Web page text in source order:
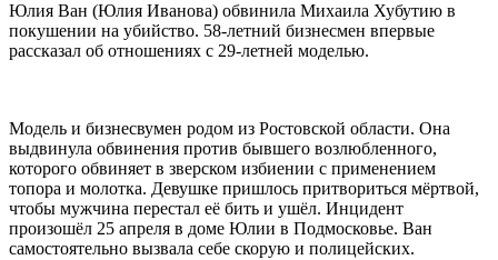
Юлия Ван (Юлия Иванова) обвинила Михаила Хубутию в
покушении на убийство. 58-летний бизнесмен впервые
рассказал об отношениях с 29-летней моделью.
Модель и бизнесвумен родом из Ростовской области. Она
выдвинула обвинения против бывшего возлюбленного,
которого обвиняет в зверском избиении с применением
топора и молотка. Девушке пришлось притвориться мёртвой,
чтобы мужчина перестал её бить и ушёл. Инцидент
произошёл 25 апреля в доме Юлии в Подмосковье. Ван
самостоятельно вызвала себе скорую и полицейских.